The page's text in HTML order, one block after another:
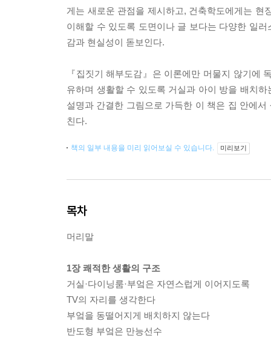
게는 새로운 관점을 제시하고, 건축학도에게는
이해할 수 있도록 도면이나 글 보다는 다양한 일
감과 현실성이 돋보인다.
『집짓기 해부도감』은 이론에만 머물지 않기에
유하며 생활할 수 있도록 거실과 아이 방을 배치
설명과 간결한 그림으로 가득한 이 책은 집 안에
친다.
책의 일부 내용을 미리 읽어보실 수 있습니다. 미리보기
목차
머리말
1장 쾌적한 생활의 구조
거실·다이닝룸·부엌은 자연스럽게 이어지도록
TV의 자리를 생각한다
부엌을 동떨어지게 배치하지 않는다
반도형 부엌은 만능선수